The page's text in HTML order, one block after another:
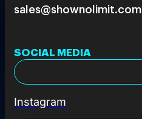
sales@shownolimit.com
SOCIAL MEDIA
Instagram